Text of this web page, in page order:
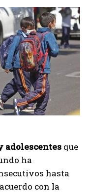
adolescentes que
ha
hasta
con la